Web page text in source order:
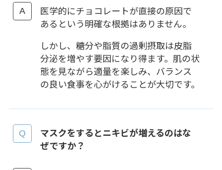
医学的にチョコレートが直接の原因で
あるという明確な根拠はありません。
しかし、糖分や脂質の過剰摂取は皮脂
分泌を増やす要因になり得ます。肌の状
態を見ながら適量を楽しみ、バランス
の良い食事を心がけることが大切です。
マスクをするとニキビが増えるのはな
ぜですか？